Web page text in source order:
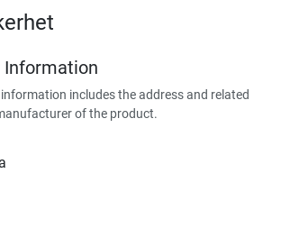
includes the address and related
of the product.